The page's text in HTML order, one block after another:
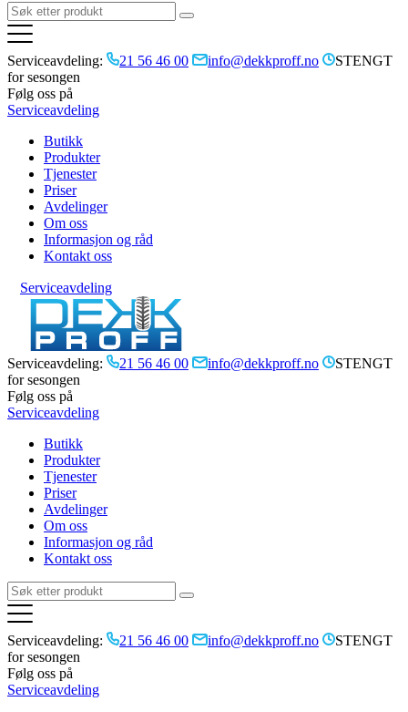
Serviceavdeling: 21 56 46 00 info@dekkproff.no
STENGT
for sesongen
Følg oss på
Serviceavdeling
Butikk
Produkter
Tjenester
Priser
Avdelinger
Om oss
Informasjon og råd
Kontakt oss
Serviceavdeling
Serviceavdeling: 21 56 46 00 info@dekkproff.no
STENGT
for sesongen
Følg oss på
Serviceavdeling
Butikk
Produkter
Tjenester
Priser
Avdelinger
Om oss
Informasjon og råd
Kontakt oss
Serviceavdeling: 21 56 46 00 info@dekkproff.no
STENGT
for sesongen
Følg oss på
Serviceavdeling